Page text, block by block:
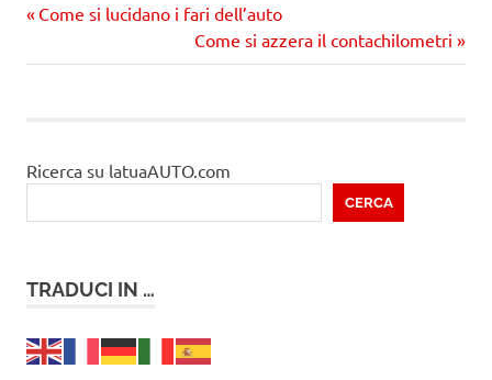
Navigazione
articoli
Precedente
Come si lucidano i fari dell’auto
Prossimo
articolo
Come si azzera il contachilometri
Ricerca su latuaAUTO.com
CERCA
TRADUCI IN …